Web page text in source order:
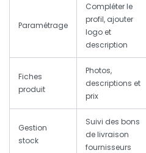
Paramétrage
Compléter le
profil, ajouter
logo et
description
Fiches
produit
Photos,
descriptions et
prix
Gestion
stock
Suivi des bons
de livraison
fournisseurs